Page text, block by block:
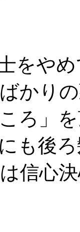
をや
かり
ろ」
も後
信心